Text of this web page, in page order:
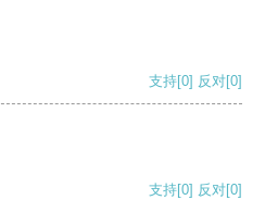
支持[0] 反对[0]
支持[0] 反对[0]